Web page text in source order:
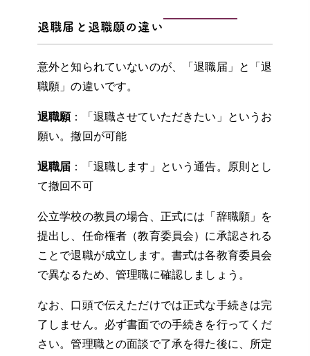
退職届と退職願の違い
意外と知られていないのが、「退職届」と「退
職願」の違いです。
退職願：「退職させていただきたい」というお
願い。撤回が可能
退職届 ：「退職します」という通告。原則とし
て撤回不可
公立学校の教員の場合、正式には「辞職願」を
提出し、任命権者（教育委員会）に承認される
ことで退職が成立します。書式は各教育委員会
で異なるため、管理職に確認しましょう。
なお、口頭で伝えただけでは正式な手続きは完
了しません。必ず書面での手続きを行ってくだ
さい。管理職との面談で了承を得た後に、所定